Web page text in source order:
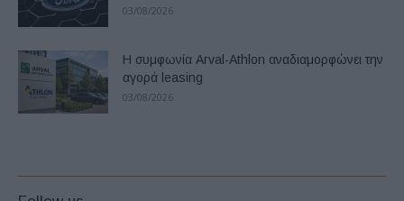
03/08/2026
Η συμφωνία Arval-Athlon αναδιαμορφώνει την
αγορά leasing
03/08/2026